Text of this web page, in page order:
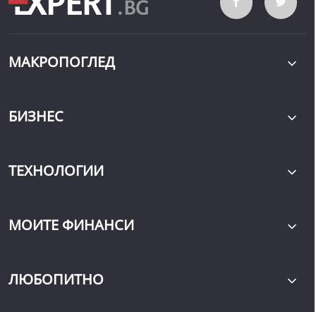
МАКРОПОГЛЕД
БИЗНЕС
ТЕХНОЛОГИИ
МОИТЕ ФИНАНСИ
ЛЮБОПИТНО